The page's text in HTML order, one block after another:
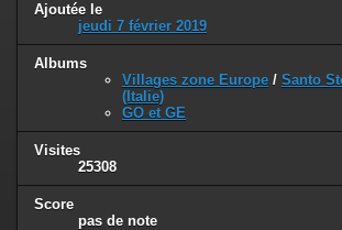
Ajoutée le
jeudi 7 février 2019
Albums
Villages zone Europe / Santo
(Italie)
GO et GE
Visites
25308
Score
pas de note